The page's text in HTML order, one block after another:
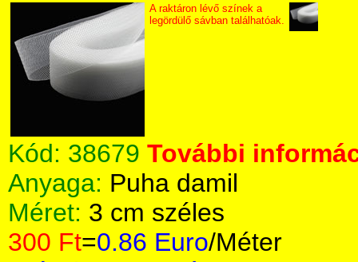
A raktáron lévő színek a
legördülő sávban találhatóak.
Kód: 38679 További
Anyaga: Puha damil
Méret: 3 cm széles
300 Ft=0.86 Euro/Méter